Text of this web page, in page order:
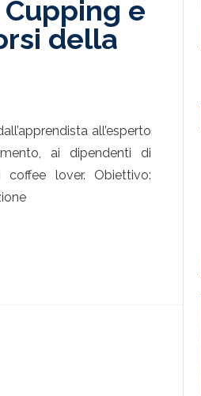
e
della
all’esperto
ai dipendenti di
coffee lover. Obiettivo: